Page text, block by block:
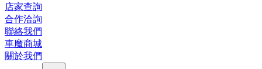
店家查詢
合作洽詢
聯絡我們
車魔商城
關於我們